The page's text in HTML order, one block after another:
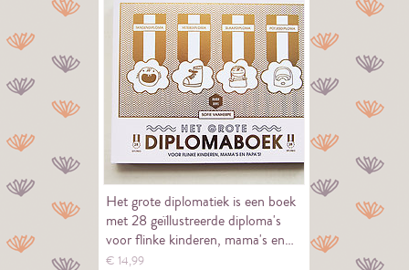
Het grote diplomatiek is een boek
met 28 geïllustreerde diploma's
voor flinke kinderen, mama's en…
€ 14,99